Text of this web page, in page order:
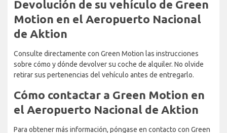
Devolución de su vehículo de Green
Motion en el Aeropuerto Nacional
de Aktion
Consulte directamente con Green Motion las instrucciones
sobre cómo y dónde devolver su coche de alquiler. No olvide
retirar sus pertenencias del vehículo antes de entregarlo.
Cómo contactar a Green Motion en
el Aeropuerto Nacional de Aktion
Para obtener más información, póngase en contacto con Green